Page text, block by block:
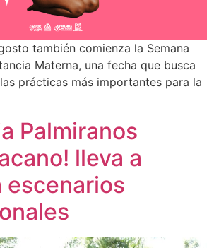
también comienza la Semana
Materna, una fecha que busca
prácticas más importantes para la
Palmiranos
lleva a
escenarios